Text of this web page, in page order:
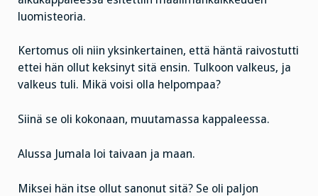
luomisteoria.
Kertomus oli niin yksinkertainen, että häntä raivostutti
ettei hän ollut keksinyt sitä ensin. Tulkoon valkeus, ja
valkeus tuli. Mikä voisi olla helpompaa?
Siinä se oli kokonaan, muutamassa kappaleessa.
Alussa Jumala loi taivaan ja maan.
Miksei hän itse ollut sanonut sitä? Se oli paljon